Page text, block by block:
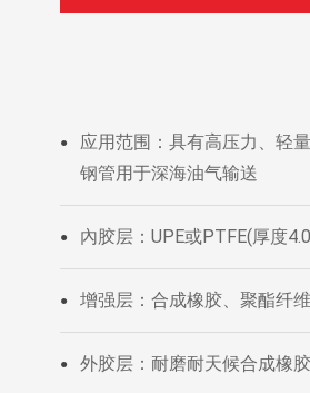
●
应⽤范围：具有高压力、轻
钢管用于深海油气输送‌
● 內胶层：UPE或PTFE(厚度
● 增强层：合成橡胶、聚酯纤
● 外胶层：耐磨耐天候合成橡